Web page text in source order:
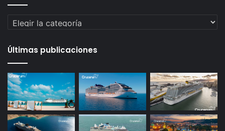
Categorías
Últimas publicaciones